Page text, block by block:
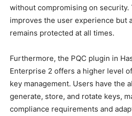
without compromising on ⁤security.
improves ⁣the‍ user⁢ experience but
‍remains protected at‍ all times.
Furthermore, the PQC plugin in
Enterprise 2 ‍offers a higher level
key management. Users have the
generate, store, and rotate keys,
compliance requirements and